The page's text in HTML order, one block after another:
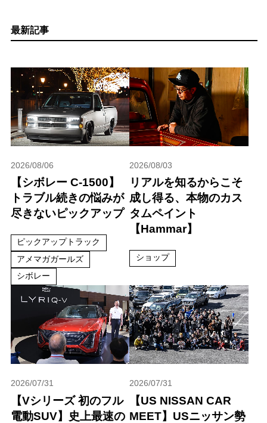
最新記事
2026/08/06
【シボレー C-1500】
トラブル続きの悩みが
尽きないピックアップ
ピックアップトラック
アメマガガールズ
シボレー
2026/08/03
リアルを知るからこそ
成し得る、本物のカス
タムペイント
【Hammar】
ショップ
2026/07/31
【Vシリーズ 初のフル
電動SUV】史上最速の
2026/07/31
【US NISSAN CAR
MEET】USニッサン勢